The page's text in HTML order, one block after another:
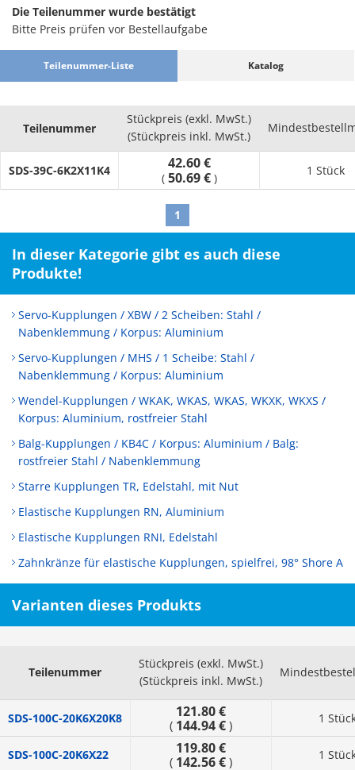
Die Teilenummer wurde bestätigt
Bitte Preis prüfen vor Bestellaufgabe
Teilenummer-Liste Katalog
Teilenummer
Stückpreis (exkl. MwSt.)
(Stückpreis inkl. MwSt.)
SDS-39C-6K2X11K4 42.60 €
( 50.69 € )
1 Stück
1
In dieser Kategorie gibt es auch diese
Produkte!
Servo-Kupplungen / XBW / 2 Scheiben: Stahl /
Nabenklemmung / Korpus: Aluminium
Servo-Kupplungen / MHS / 1 Scheibe: Stahl /
Nabenklemmung / Korpus: Aluminium
Wendel-Kupplungen / WKAK, WKAS, WKAS, WKXK, WKXS /
Korpus: Aluminium, rostfreier Stahl
Balg-Kupplungen / KB4C / Korpus: Aluminium / Balg:
rostfreier Stahl / Nabenklemmung
Starre Kupplungen TR, Edelstahl, mit Nut
Elastische Kupplungen RN, Aluminium
Elastische Kupplungen RNI, Edelstahl
Zahnkränze für elastische Kupplungen, spielfrei, 98° Shore A
Varianten dieses Produkts
Teilenummer
Stückpreis (exkl. MwSt.)
(Stückpreis inkl. MwSt.)
SDS-100C-20K6X20K8 121.80 €
( 144.94 € ) 1
SDS-100C-20K6X22 119.80 €
( 142.56 € ) 1